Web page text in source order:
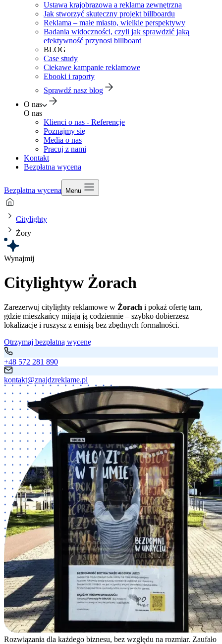
Ustawa krajobrazowa a reklama zewnętrzna
Jak stworzyć skuteczny projekt billboardu
Reklama – małe miasto, wielkie perspektywy
Badania widoczności, czyli jak sprawdzić jaką
efektywność przynosi billboard
BLOG
Case study
Ciekawe kampanie reklamowe
Ebooki i raporty
Sprawdź nasz blog
O nas
O nas
Klienci o nas - Referencje
Poznajmy się
Media o nas
Pracuj z nami
Kontakt
Bezpłatna wycena
Bezpłatna wycena Menu
Citylighty
Żory
Wynajmij
Citylightyw Żorach
Zarezerwuj citylighty reklamowe w Żorach i pokaż ofertę tam,
gdzie mieszkańcy mijają ją codziennie – szybko dobierzesz
lokalizacje i ruszysz z emisją bez zbędnych formalności.
Otrzymaj bezpłatną wycenę
+48 572 281 890
kontakt@znajdzreklame.pl
Rozwiązania dla każdego biznesu, bez względu na rozmiar. Zaufało